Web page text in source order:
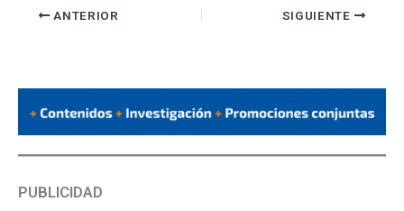
ANTERIOR SIGUIENTE
PUBLICIDAD